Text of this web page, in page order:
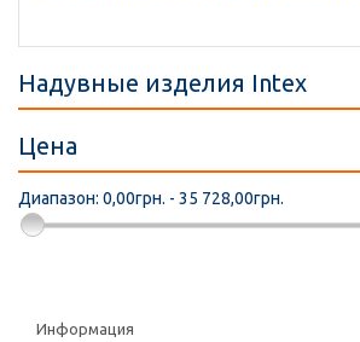
Надувные изделия Intex
Цена
Диапазон: 0,00грн. - 35 728,00грн.
Информация